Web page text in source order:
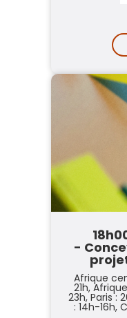
-
Afrique
21h,
23h, Paris :
: 14h-16h,